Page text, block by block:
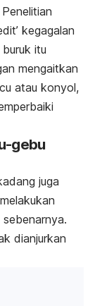
kegagalan
itu
mengaitkan
atau konyol,
gebu
juga
dianjurkan